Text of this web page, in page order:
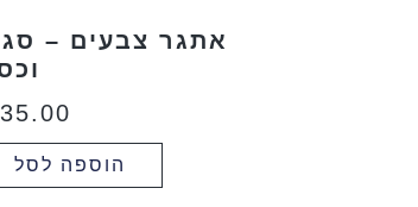
אתגר צבעים –
35.00
הוספה לסל